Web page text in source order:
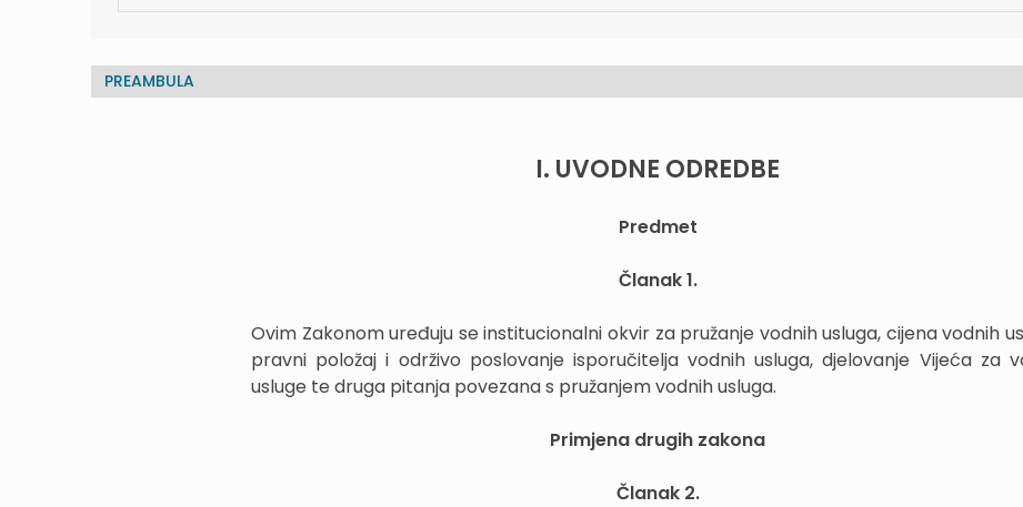
PREAMBULA
I. UVODNE ODREDBE
Predmet
Članak 1.
Ovim Zakonom uređuju se institucionalni okvir za pružanje vodnih usluga, cijena vodnih
pravni položaj i održivo poslovanje isporučitelja vodnih usluga, djelovanje Vijeća za
usluge te druga pitanja povezana s pružanjem vodnih usluga.
Primjena drugih zakona
Članak 2.